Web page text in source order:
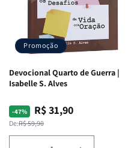
Promoção
Devocional Quarto de Guerra |
Isabelle S. Alves
-47%
Preço
normal
De:R$ 59,90
Preço
promocional
R$ 31,90